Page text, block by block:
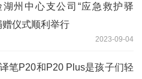
湖州中心支公司“应急救护驿
赠仪式顺利举行
2023-09-04
笔P20和P20 Plus是孩子们轻